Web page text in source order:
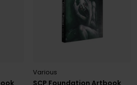
SCP Foundation Artbook
Various